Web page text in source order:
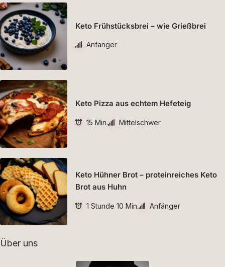
Keto Frühstücksbrei – wie Grießbrei
Anfänger
Keto Pizza aus echtem Hefeteig
15 Min. Mittelschwer
Keto Hühner Brot – proteinreiches Keto
Brot aus Huhn
1 Stunde 10 Min. Anfänger
Über uns